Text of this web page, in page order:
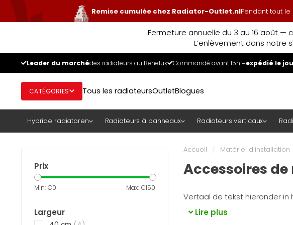
Remise cumulée chez Radiator-Outlet.nlPendant tout
Fermeture annuelle du 3 au 16 août —
L’enlèvement dans notre
Leader du marchédes radiateurs au Benelux Commandé avant 15h =expédié le
CATÉGORIES Tous les radiateursOutletBlogues
Hybride radiatoren Radiateurs à panneaux Radiateurs verticaux
Prix
Min: €0 Max: €150
Largeur
Accueil / Matériel d'installation
Accessoires
Vertaal de tekst hieronder in
Lire plus